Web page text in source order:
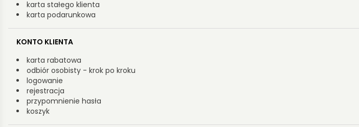
karta stałego klienta
karta podarunkowa
KONTO KLIENTA
karta rabatowa
odbiór osobisty - krok po kroku
logowanie
rejestracja
przypomnienie hasła
koszyk